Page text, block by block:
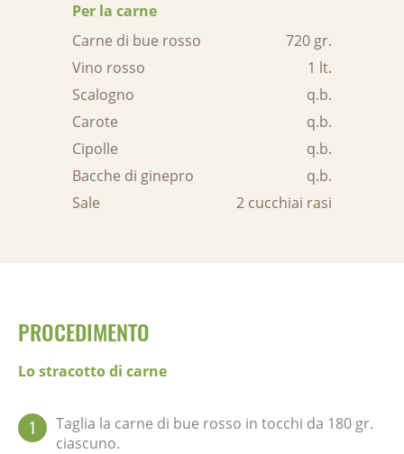
Per la carne
Carne di bue rosso
720 gr.
Vino rosso
1 lt.
Scalogno
q.b.
Carote
q.b.
Cipolle
q.b.
Bacche di ginepro
q.b.
Sale
2 cucchiai rasi
PROCEDIMENTO
Lo stracotto di carne
1
Taglia la carne di bue rosso in tocchi da 180 gr.
ciascuno.